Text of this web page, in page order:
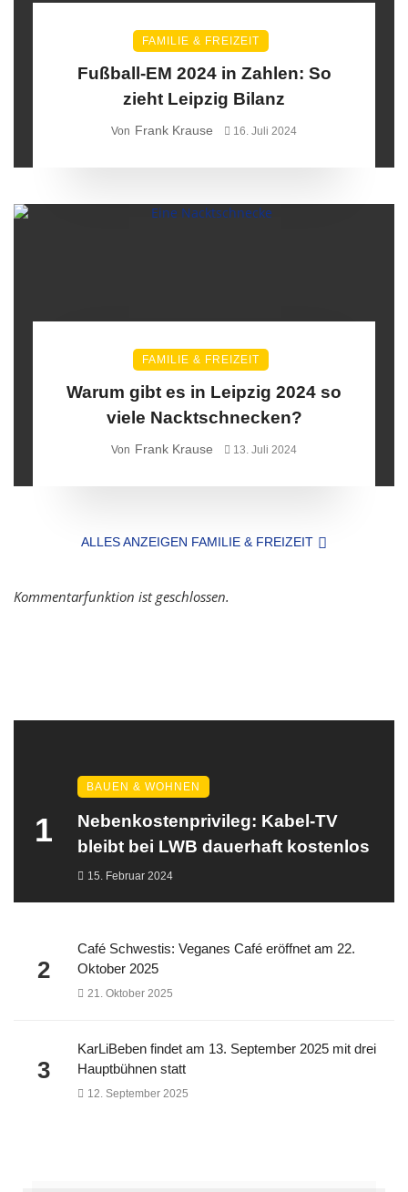
FAMILIE & FREIZEIT
Fußball-EM 2024 in Zahlen: So
zieht Leipzig Bilanz
Von Frank Krause 16. Juli 2024
FAMILIE & FREIZEIT
Warum gibt es in Leipzig 2024 so
viele Nacktschnecken?
Von Frank Krause 13. Juli 2024
ALLES ANZEIGEN FAMILIE & FREIZEIT
Kommentarfunktion ist geschlossen.
1
BAUEN & WOHNEN
Nebenkostenprivileg: Kabel-TV
bleibt bei LWB dauerhaft kostenlos
15. Februar 2024
2
Café Schwestis: Veganes Café eröffnet am 22.
Oktober 2025
21. Oktober 2025
3
KarLiBeben findet am 13. September 2025 mit drei
Hauptbühnen statt
12. September 2025